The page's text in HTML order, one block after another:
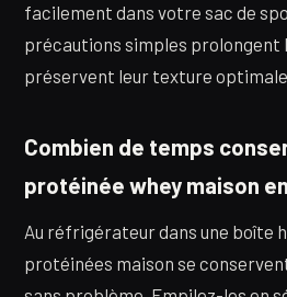
facilement dans votre sac de
précautions simples prolongent
préservent leur texture
Combien de temps
protéinée whey maison
Au réfrigérateur dans une boîte
protéinées maison se